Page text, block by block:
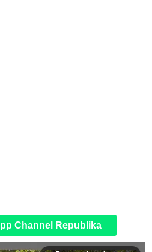
Channel Republika